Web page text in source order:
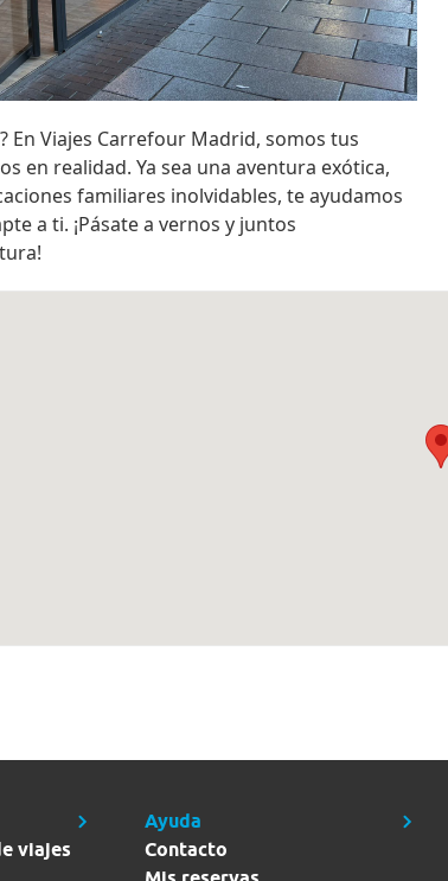
En Viajes Carrefour Madrid, somos tus
en realidad. Ya sea una aventura exótica,
familiares inolvidables, te ayudamos
a ti. ¡Pásate a vernos y juntos
viajes
Ayuda
Contacto